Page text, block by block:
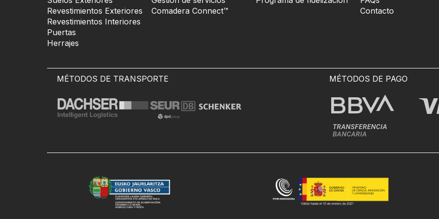
Revestimientos Exteriores
Revestimientos Interiores
Puertas
Herrajes
Comadera Connect™
Contacto
MÉTODOS DE TRANSPORTE MÉTODOS DE PAGO